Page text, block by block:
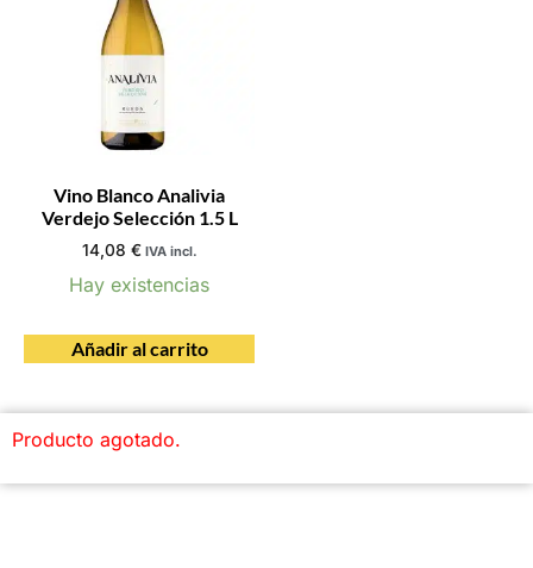
Vino Blanco Analivia
Verdejo Selección 1.5 L
14,08 € IVA incl.
Hay existencias
Añadir al carrito
Producto agotado.